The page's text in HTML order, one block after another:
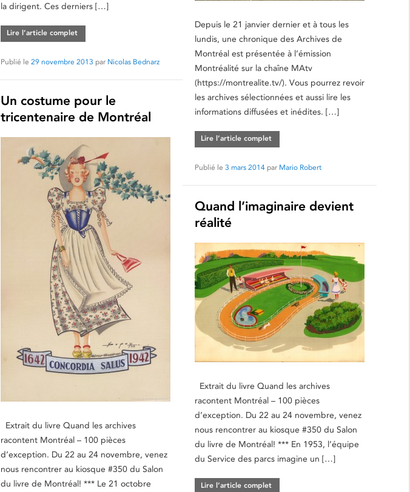
Depuis le 21 janvier dernier et à tous les
lundis, une chronique des Archives de
Montréal est présentée à l’émission
Montréalité sur la chaîne MAtv
(https://montrealite.tv/). Vous pourrez revoir
les archives sélectionnées et aussi lire les
informations diffusées et inédites. […]
Lire l’article complet
Publié le 3 mars 2014 par Mario Robert
la dirigent. Ces derniers […]
Lire l’article complet
Publié le 29 novembre 2013 par Nicolas Bednarz
Un costume pour le
tricentenaire de Montréal
Extrait du livre Quand les archives
racontent Montréal – 100 pièces
d’exception. Du 22 au 24 novembre, venez
nous rencontrer au kiosque #350 du Salon
du livre de Montréal! *** Le 21 octobre
Quand l’imaginaire devient
réalité
Extrait du livre Quand les archives
racontent Montréal – 100 pièces
d’exception. Du 22 au 24 novembre, venez
nous rencontrer au kiosque #350 du Salon
du livre de Montréal! *** En 1953, l’équipe
du Service des parcs imagine un […]
Lire l’article complet